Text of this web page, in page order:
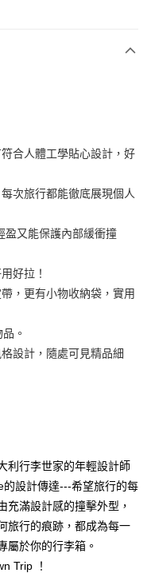
商業銀行
商業銀行
國際商業銀行
國際商業銀行
（台灣）商業銀行
合人體工學貼心設計，好
次旅行都能徹底展現個人
盈又能保護內部緩衝撞
好拉！
，更有小物收納袋，實用
。
設計，隨處可見精品細
利行李世家的年輕設計師
設計傳達---希望旅行的每
充滿設計感的撞擊外型，
旅行的痕跡，都成為每一
屬於你的行李箱。
Trip ！